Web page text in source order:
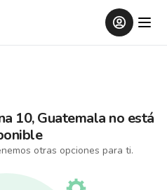
10, Guatemala no está
otras opciones para ti.